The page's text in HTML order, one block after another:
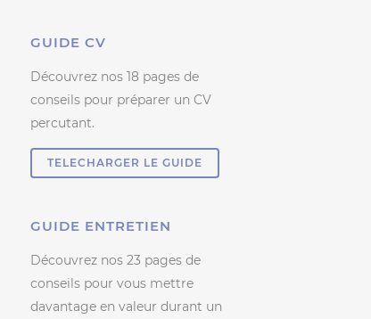
GUIDE CV
Découvrez nos 18 pages de
conseils pour préparer un CV
percutant.
TELECHARGER LE GUIDE
GUIDE ENTRETIEN
Découvrez nos 23 pages de
conseils pour vous mettre
davantage en valeur durant un